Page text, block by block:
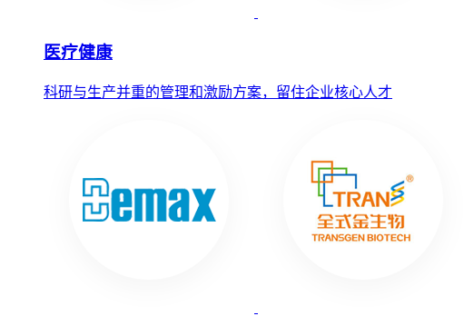
医疗健康
科研与生产并重的管理和激励方案，留住企业核心人才